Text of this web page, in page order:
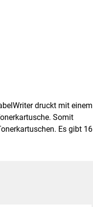
druckt mit einem
Somit
Es gibt 16